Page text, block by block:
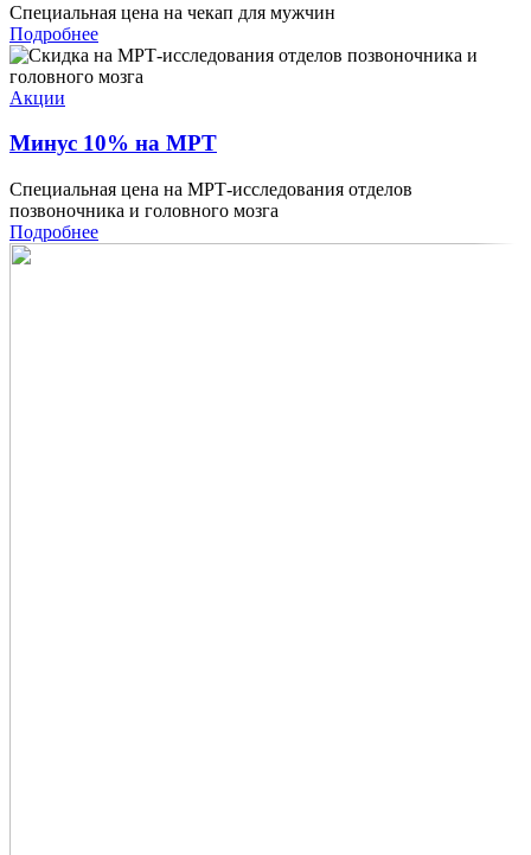
Специальная цена на чекап для мужчин
Подробнее
Акции
Минус 10% на МРТ
Специальная цена на МРТ-исследования отделов
позвоночника и головного мозга
Подробнее